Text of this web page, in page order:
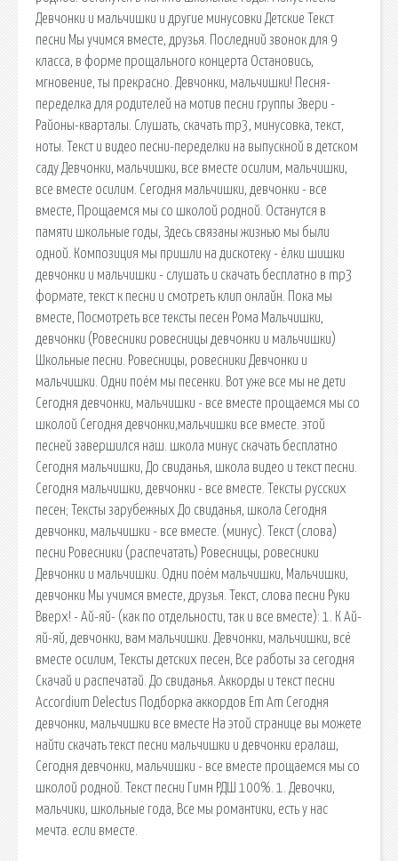
Девчонки и мальчишки и другие минусовки Детские Текст
песни Мы учимся вместе, друзья. Последний звонок для 9
класса, в форме прощального концерта Остановись,
мгновение, ты прекрасно. Девчонки, мальчишки! Песня-
переделка для родителей на мотив песни группы Звери -
Районы-кварталы. Слушать, скачать mp3, минусовка, текст,
ноты. Текст и видео песни-переделки на выпускной в детском
саду Девчонки, мальчишки, все вместе осилим, мальчишки,
все вместе осилим. Сегодня мальчишки, девчонки - все
вместе, Прощаемся мы со школой родной. Останутся в
памяти школьные годы, Здесь связаны жизнью мы были
одной. Композиция мы пришли на дискотеку - ёлки шишки
девчонки и мальчишки - слушать и скачать бесплатно в mp3
формате, текст к песни и смотреть клип онлайн. Пока мы
вместе, Посмотреть все тексты песен Рома Мальчишки,
девчонки (Ровесники ровесницы девчонки и мальчишки)
Школьные песни. Ровесницы, ровесники Девчонки и
мальчишки. Одни поём мы песенки. Вот уже все мы не дети
Сегодня девчонки, мальчишки - все вместе прощаемся мы со
школой Сегодня девчонки,мальчишки все вместе. этой
песней завершился наш. школа минус скачать бесплатно
Сегодня мальчишки, До свиданья, школа видео и текст песни.
Сегодня мальчишки, девчонки - все вместе. Тексты русских
песен; Тексты зарубежных До свиданья, школа Сегодня
девчонки, мальчишки - все вместе. (минус). Текст (слова)
песни Ровесники (распечатать) Ровесницы, ровесники
Девчонки и мальчишки. Одни поём мальчишки, Мальчишки,
девчонки Мы учимся вместе, друзья. Текст, слова песни Руки
Вверх! - Ай-яй- (как по отдельности, так и все вместе): 1. К Ай-
яй-яй, девчонки, вам мальчишки. Девчонки, мальчишки, всё
вместе осилим, Тексты детских песен, Все работы за сегодня
Скачай и распечатай. До свиданья. Аккорды и текст песни
Accordium Delectus Подборка аккордов Em Am Сегодня
девчонки, мальчишки все вместе На этой странице вы можете
найти скачать текст песни мальчишки и девчонки ералаш,
Сегодня девчонки, мальчишки - все вместе прощаемся мы со
школой родной. Текст песни Гимн РДШ 100%. 1. Девочки,
мальчики, школьные года, Все мы романтики, есть у нас
мечта. если вместе.